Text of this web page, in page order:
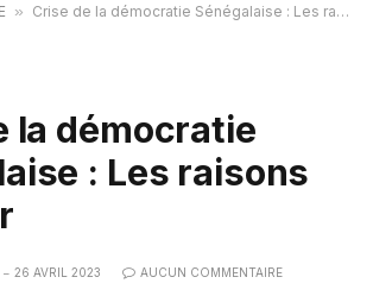
» Crise de la démocratie Sénégalaise : Les raisons d’alerter
la démocratie
: Les raisons
26 AVRIL 2023 AUCUN COMMENTAIRE